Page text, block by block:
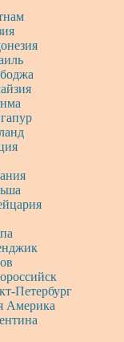
Петербург
Америка